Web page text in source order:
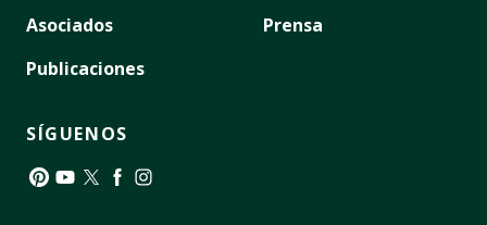
Asociados
Publicaciones
Prensa
SÍGUENOS